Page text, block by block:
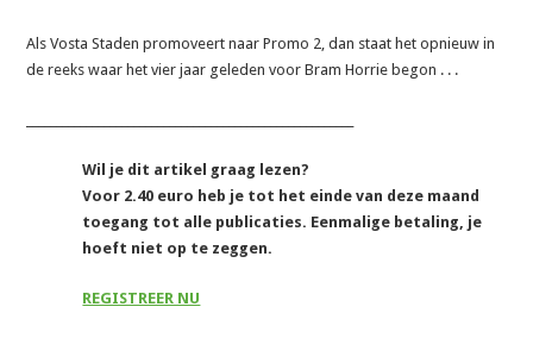
Als Vosta Staden promoveert naar Promo 2, dan staat het opnieuw in
de reeks waar het vier jaar geleden voor Bram Horrie begon . . .
Wil je dit artikel graag lezen?
Voor 2.40 euro heb je tot het einde van deze maand
toegang tot alle publicaties. Eenmalige betaling, je
hoeft niet op te zeggen.
REGISTREER NU